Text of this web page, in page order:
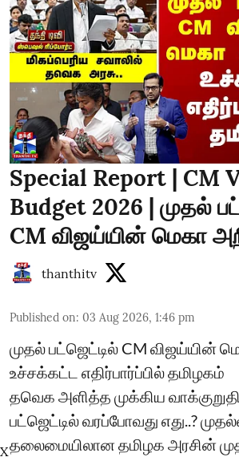
Special Report | CM
Budget 2026 | முதல்
CM விஜய்யின் மெகா
thanthitv
Published on: 03 Aug 2026, 1:46 pm
முதல் பட்ஜெட்டில் CM விஜய்யின்
உச்சக்கட்ட எதிர்பார்ப்பில் தமிழகம்
தவெக அளித்த முக்கிய
பட்ஜெட்டில் வரப்போவது எது..?
தலைமையிலான தமிழக அரசின்
X